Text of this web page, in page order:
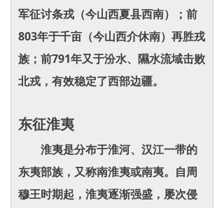
军征讨条戎（今山西夏县西南）；前
803年于千亩（今山西介休南）再胜戎
族；前791年又于汾水、隰水流域击败
北戎，有效稳定了西部边疆。
东征淮夷
淮夷是分布于淮河、汉江一带的
东夷部族，又称南淮夷或南夷。自周
穆王时期起，淮夷逐渐强盛，屡次侵